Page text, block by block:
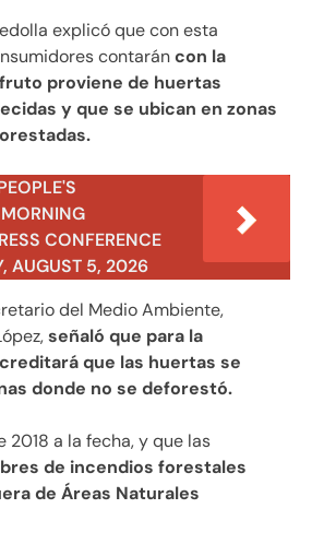
explicó que con esta
contaráncon la
proviene de huertas
y que se ubican en zonas
CONFERENCE
AUGUST 5, 2026
del Medio Ambiente,
señaló que para la
que las huertas se
donde no se deforestó.
2018 a la fecha, y que las
de incendios forestales
de Áreas Naturales